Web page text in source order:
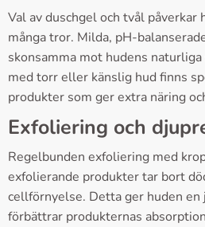
Val av duschgel och tvål påverkar
många tror. Milda, pH-
skonsamma mot hudens
med torr eller känslig hud finns
produkter som ger extra näring
Exfoliering och
Regelbunden exfoliering med
exfolierande produkter tar bort
cellförnyelse. Detta ger huden en
förbättrar produkternas